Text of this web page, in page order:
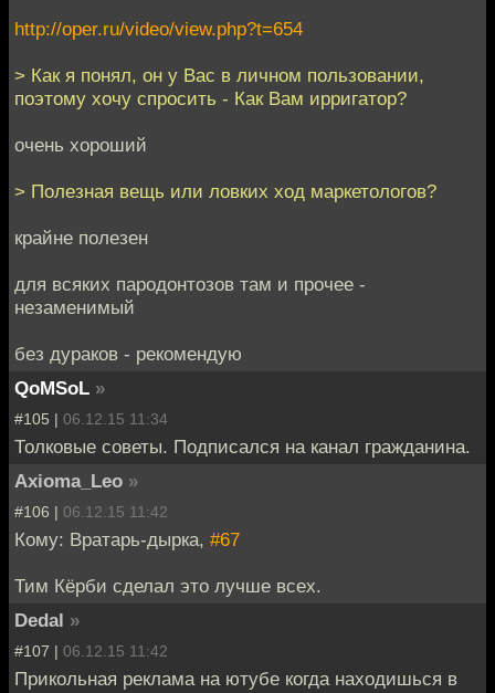
http://oper.ru/video/view.php?t=654
> Как я понял, он у Вас в личном пользовании,
поэтому хочу спросить - Как Вам ирригатор?
очень хороший
> Полезная вещь или ловких ход маркетологов?
крайне полезен
для всяких пародонтозов там и прочее -
незаменимый
без дураков - рекомендую
QoMSoL »
#105 | 06.12.15 11:34
Толковые советы. Подписался на канал гражданина.
Axioma_Leo »
#106 | 06.12.15 11:42
Кому: Вратарь-дырка, #67
Тим Кёрби сделал это лучше всех.
Dedal »
#107 | 06.12.15 11:42
Прикольная реклама на ютубе когда находишься в